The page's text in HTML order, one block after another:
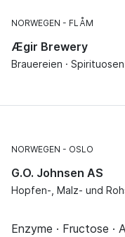
NORWEGEN FLÅM
Ægir Brewery
Brauereien ·
NORWEGEN OSLO
G.O. Johnsen AS
Hopfen-, Malz- und
Enzyme · Fructose ·